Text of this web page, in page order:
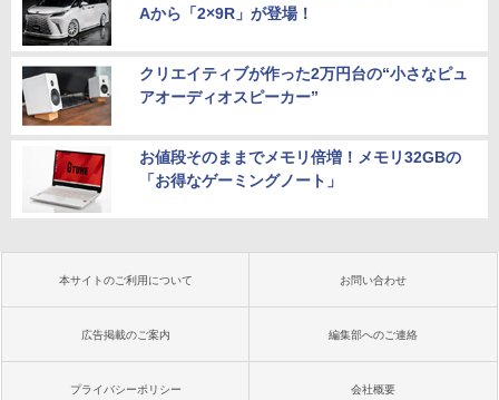
Aから「2×9R」が登場！
クリエイティブが作った2万円台の“小さなピュ
アオーディオスピーカー”
お値段そのままでメモリ倍増！メモリ32GBの
「お得なゲーミングノート」
本サイトのご利用について お問い合わせ
広告掲載のご案内 編集部へのご連絡
プライバシーポリシー 会社概要